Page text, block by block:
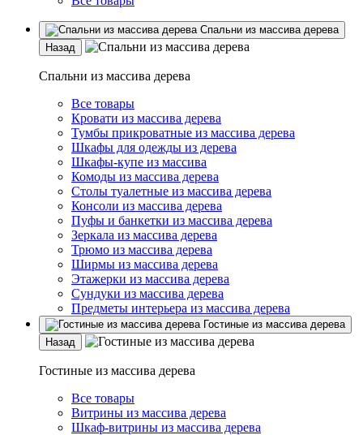
Спальни из массива дерева
Назад
Спальни из массива дерева
Все товары
Кровати из массива дерева
Тумбы прикроватные из массива дерева
Шкафы для одежды из дерева
Шкафы-купе из массива
Комоды из массива дерева
Столы туалетные из массива дерева
Консоли из массива дерева
Пуфы и банкетки из массива дерева
Зеркала из массива дерева
Трюмо из массива дерева
Ширмы из массива дерева
Этажерки из массива дерева
Сундуки из массива дерева
Предметы интерьера из массива дерева
Гостиные из массива дерева
Назад
Гостиные из массива дерева
Все товары
Витрины из массива дерева
Шкаф-витрины из массива дерева